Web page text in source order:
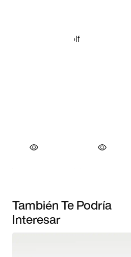
También Te Podría
Interesar